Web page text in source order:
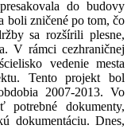
do budovy
boli zničené po tom, čo
sa rozšírili plesne,
V rámci cezhraničnej
vedenie mesta
Tento projekt bol
2007-2013. Vo
dokumenty,
dokumentáciu. Dnes,